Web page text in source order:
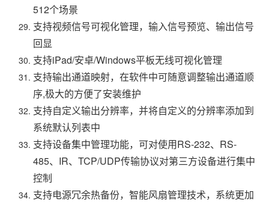
512个场景
支持视频信号可视化管理，输入信号预览、输出信号
回显
支持iPad/安卓/Windows平板无线可视化管理
支持输出通道映射，在软件中可随意调整输出通道顺
序,极大的方便了安装维护
支持自定义输出分辨率，并将自定义的分辨率添加到
系统默认列表中
支持设备集中管理功能，可对使用RS-232、RS-
485、IR、TCP/UDP传输协议对第三方设备进行集中
控制
支持电源冗余热备份，智能风扇管理技术，系统更加